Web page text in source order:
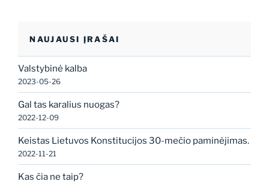
NAUJAUSI ĮRAŠAI
Valstybinė kalba
2023-05-26
Gal tas karalius nuogas?
2022-12-09
Keistas Lietuvos Konstitucijos 30-mečio paminėjimas.
2022-11-21
Kas čia ne taip?